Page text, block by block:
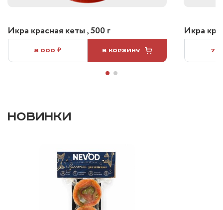
Икра красная кеты , 500 г
8 000 ₽ В КОРЗИНУ
Икра
7
НОВИНКИ